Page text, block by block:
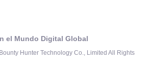
el Mundo Digital Global
Hunter Technology Co., Limited All Rights